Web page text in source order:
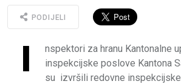
PODIJELI
I
nspektori za hranu Kantonalne
inspekcijske poslove Kantona
su izvršili redovne